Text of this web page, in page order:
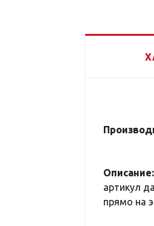
Описание:
артикул
прямо на